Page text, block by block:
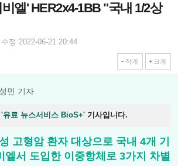
엘' HER2x4-1BB "국내 1/2상
수정 2022-06-21 20:44
작게 크게
민 기자
'유료 뉴스서비스 BioS+' 기사입니다.
고형암 환자 대상으로 국내 4개 기
엘서 도입한 이중항체로 3가지 차별